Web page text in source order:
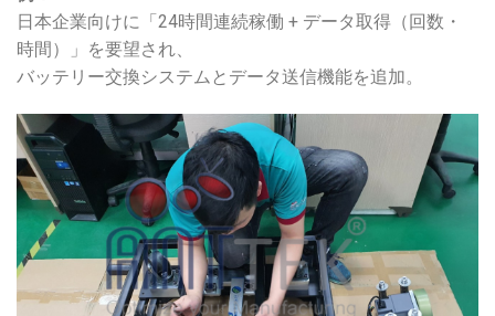
日本企業向けに「24時間連続稼働 + データ取得（回数・
時間）」を要望され、
バッテリー交換システムとデータ送信機能を追加。